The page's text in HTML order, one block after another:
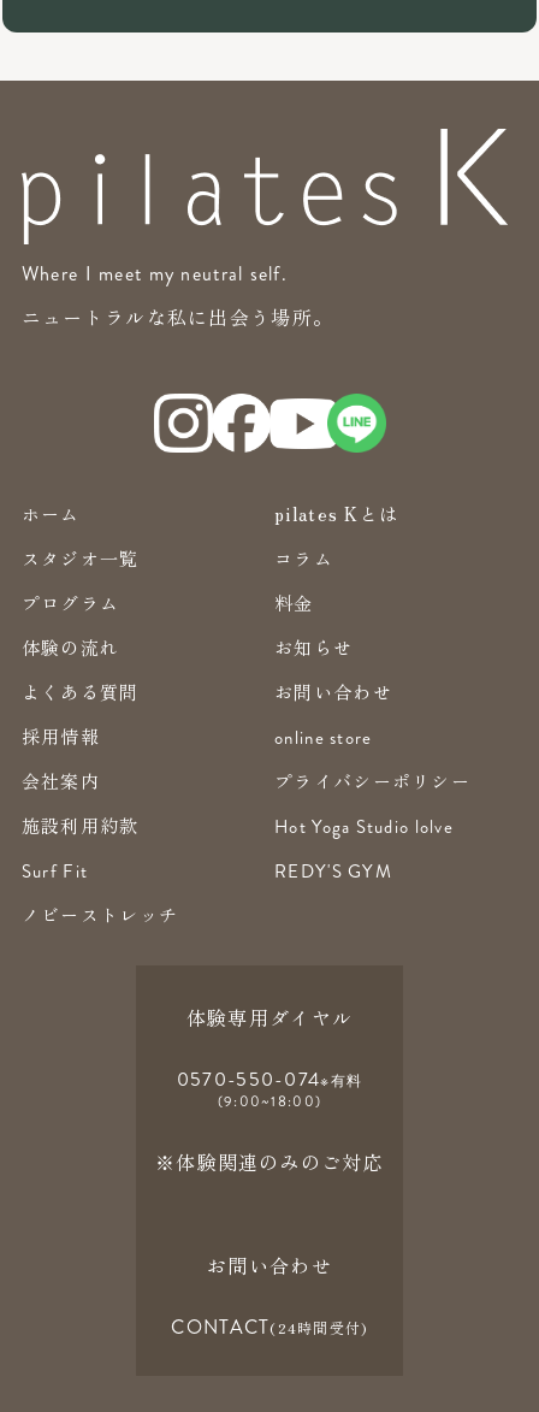
Where I meet my neutral self.
ニュートラルな私に出会う場所。
ホーム
pilates Kとは
スタジオ一覧
コラム
プログラム
料金
体験の流れ
お知らせ
よくある質問
お問い合わせ
採用情報
online store
会社案内
プライバシーポリシー
施設利用約款
Hot Yoga Studio lolve
Surf Fit
REDY'S GYM
ノビーストレッチ
体験専用ダイヤル
0570-550-074※有料
(9:00~18:00)
※体験関連のみのご対応
お問い合わせ
CONTACT(24時間受付)